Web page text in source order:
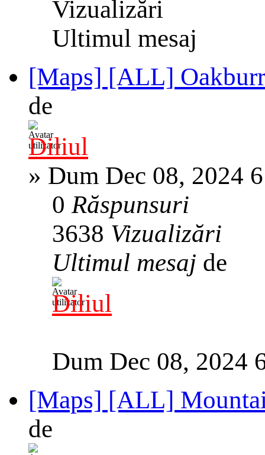
Vizualizări
Ultimul mesaj
[Maps] [ALL]
de
Diliul
» Dum Dec 08, 2024
0Răspunsuri
3638 Vizualizări
Ultimul mesaj de
Diliul
Dum Dec 08, 2024
[Maps] [ALL]
de